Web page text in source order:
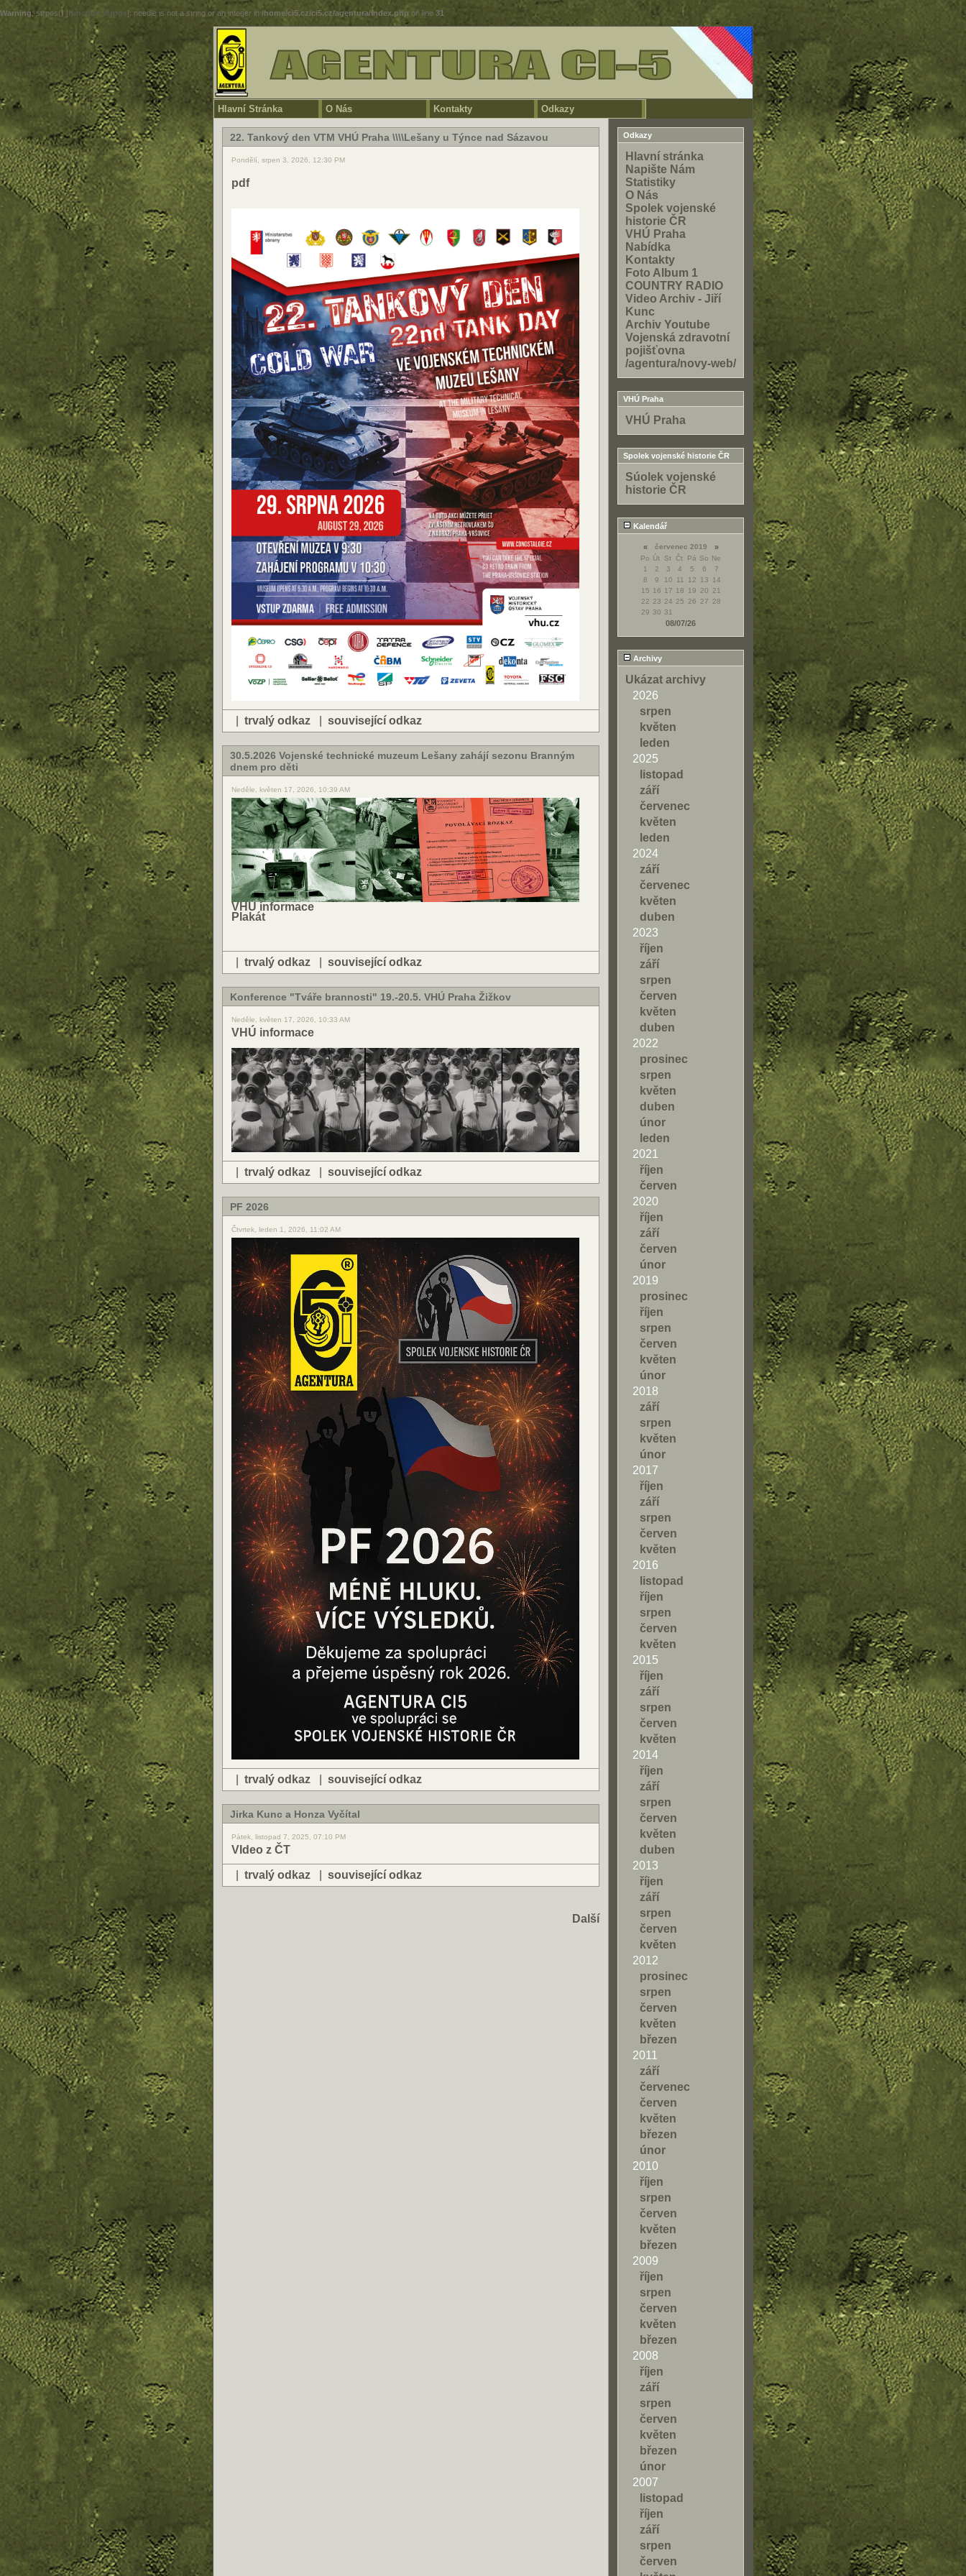
Warning: strpos() [function.strpos]: needle is not a string or an integer in/home/ci5.cz/ci5.cz/agentura/index.php on line31
Hlavní Stránka O Nás Kontakty Odkazy
22. Tankový den VTM VHÚ Praha \\\\Lešany u Týnce nad Sázavou
Pondělí, srpen 3, 2026, 12:30 PM
pdf
trvalý odkaz související odkaz
30.5.2026 Vojenské technické muzeum Lešany zahájí sezonu Branným
dnem pro děti
Neděle, květen 17, 2026, 10:39 AM
VHÚ informace
Plakát
trvalý odkaz související odkaz
Konference "Tváře brannosti" 19.-20.5. VHÚ Praha Žižkov
Neděle, květen 17, 2026, 10:33 AM
VHÚ informace
trvalý odkaz související odkaz
PF 2026
Čtvrtek, leden 1, 2026, 11:02 AM
trvalý odkaz související odkaz
Jirka Kunc a Honza Vyčítal
Pátek, listopad 7, 2025, 07:10 PM
VIdeo z ČT
trvalý odkaz související odkaz
Další
Odkazy
Hlavní stránka
Napište Nám
Statistiky
O Nás
Spolek vojenské
historie ČR
VHÚ Praha
Nabídka
Kontakty
Foto Album 1
COUNTRY RADIO
Video Archiv - Jiří
Kunc
Archiv Youtube
Vojenská zdravotní
pojišťovna
/agentura/novy-web/
VHÚ Praha
VHÚ Praha
Spolek vojenské historie ČR
Súolek vojenské
historie ČR
Kalendář
« červenec 2019 »
Po Út St Čt Pá So Ne
1
2 3 4 5 6
7
8
9 10 11 12 13
14
15 16 17 18 19 20
21
22 23 24 25 26 27
28
29 30 31
08/07/26
Archivy
Ukázat archivy
2026
srpen
květen
leden
2025
listopad
září
červenec
květen
leden
2024
září
červenec
květen
duben
2023
říjen
září
srpen
červen
květen
duben
2022
prosinec
srpen
květen
duben
únor
leden
2021
říjen
červen
2020
říjen
září
červen
únor
2019
prosinec
říjen
srpen
červen
květen
únor
2018
září
srpen
květen
únor
2017
říjen
září
srpen
červen
květen
2016
listopad
říjen
srpen
červen
květen
2015
říjen
září
srpen
červen
květen
2014
říjen
září
srpen
červen
květen
duben
2013
říjen
září
srpen
červen
květen
2012
prosinec
srpen
červen
květen
březen
2011
září
červenec
červen
květen
březen
únor
2010
říjen
srpen
červen
květen
březen
2009
říjen
srpen
červen
květen
březen
2008
říjen
září
srpen
červen
květen
březen
únor
2007
listopad
říjen
září
srpen
červen